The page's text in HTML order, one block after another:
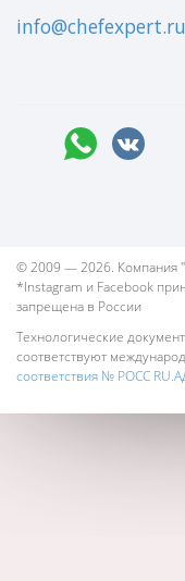
info@chefexpert.ru
© 2009 — 2026. Компания
*Instagram и Facebook
запрещена в России
Технологические
соответствуют
соответствия № РОСС